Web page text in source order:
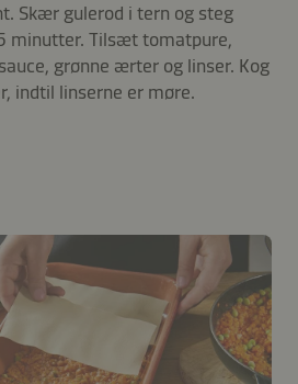
Skær gulerod i tern og steg
minutter. Tilsæt tomatpure,
grønne ærter og linser. Kog
indtil linserne er møre.